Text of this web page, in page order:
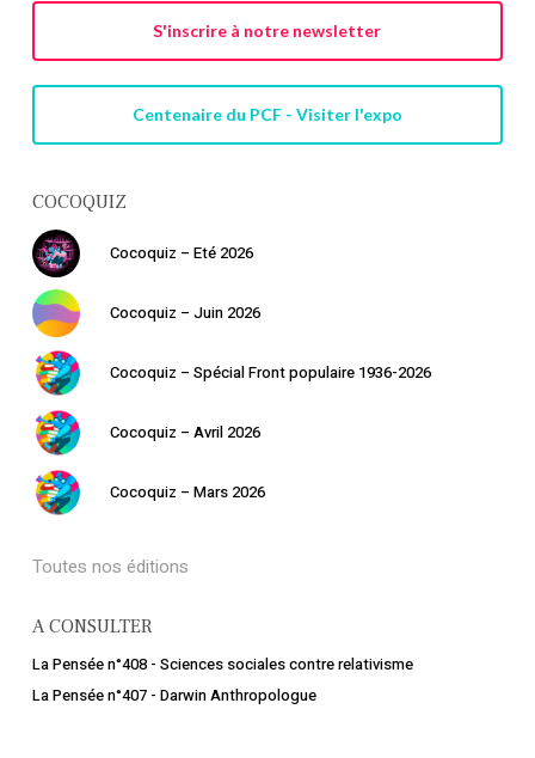
Votre panier est vide.
S'inscrire à notre newsletter
Centenaire du PCF - Visiter l'expo
COCOQUIZ
Cocoquiz – Eté 2026
Cocoquiz – Juin 2026
Cocoquiz – Spécial Front populaire 1936-2026
Cocoquiz – Avril 2026
Cocoquiz – Mars 2026
Toutes nos éditions
A CONSULTER
La Pensée n°408 - Sciences sociales contre relativisme
La Pensée n°407 - Darwin Anthropologue